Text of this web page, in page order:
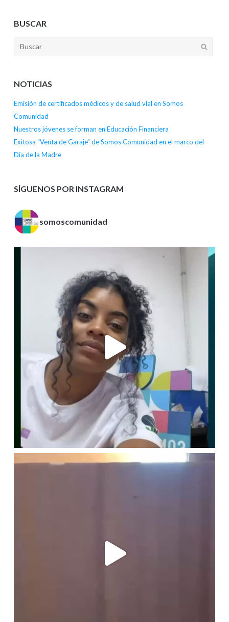
BUSCAR
NOTICIAS
Emisión de certificados médicos y de salud vial en Somos
Comunidad
Nuestros jóvenes se forman en Educación Financiera
Exitosa “Venta de Garaje” de Somos Comunidad en el marco del
Día de la Madre
SÍGUENOS POR INSTAGRAM
somoscomunidad